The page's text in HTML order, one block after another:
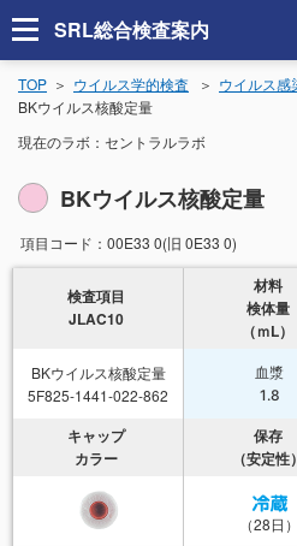
SRL総合検査案内
TOP ウイルス学的検査
ウイルス感
BKウイルス核酸定量
現在のラボ： セントラルラボ
BKウイルス核酸定量
項目コード：00E33 0(旧 0E33 0)
検査項目
JLAC10
材料
検体量
（ｍL）
BKウイルス核酸定量
5F825-1441-022-862
血漿
1.8
キャップ
カラー
保存
（安定性）
（28日）